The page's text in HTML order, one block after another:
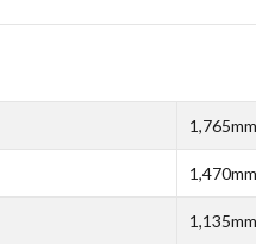
1,765mm
1,470mm
1,135mm